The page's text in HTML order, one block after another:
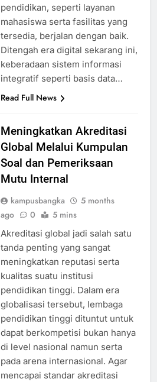
pendidikan, seperti layanan
mahasiswa serta fasilitas yang
tersedia, berjalan dengan baik.
Ditengah era digital sekarang ini,
keberadaan sistem informasi
integratif seperti basis data…
Read Full News
Meningkatkan Akreditasi
Global Melalui Kumpulan
Soal dan Pemeriksaan
Mutu Internal
kampusbangka
5 months
ago
0 5 mins
Akreditasi global jadi salah satu
tanda penting yang sangat
meningkatkan reputasi serta
kualitas suatu institusi
pendidikan tinggi. Dalam era
globalisasi tersebut, lembaga
pendidikan tinggi dituntut untuk
dapat berkompetisi bukan hanya
di level nasional namun serta
pada arena internasional. Agar
mencapai standar akreditasi